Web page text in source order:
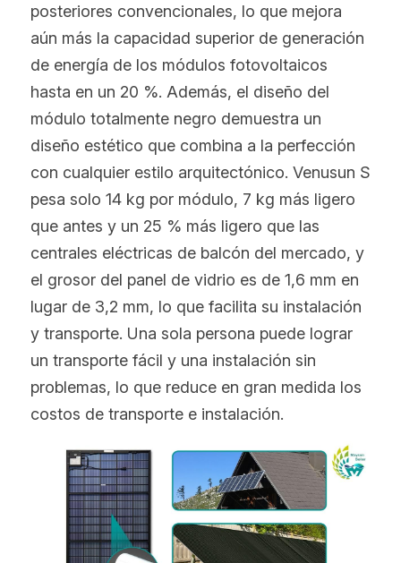
posteriores convencionales, lo que mejora
aún más la capacidad superior de generación
de energía de los módulos fotovoltaicos
hasta en un 20 %. Además, el diseño del
módulo totalmente negro demuestra un
diseño estético que combina a la perfección
con cualquier estilo arquitectónico. Venusun S
pesa solo 14 kg por módulo, 7 kg más ligero
que antes y un 25 % más ligero que las
centrales eléctricas de balcón del mercado, y
el grosor del panel de vidrio es de 1,6 mm en
lugar de 3,2 mm, lo que facilita su instalación
y transporte. Una sola persona puede lograr
un transporte fácil y una instalación sin
problemas, lo que reduce en gran medida los
costos de transporte e instalación.